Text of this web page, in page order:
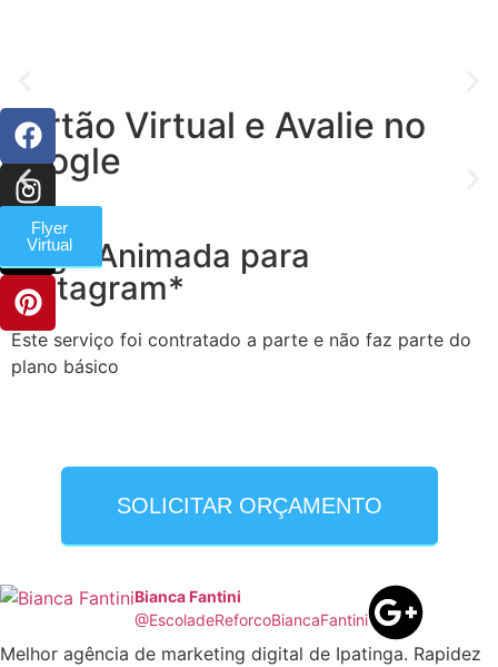
Cartão Virtual e Avalie no
Google
Cartão
Virtual
Flyer
Virtual
Logo Animada para
Instagram*
Este serviço foi contratado a parte e não faz parte do
plano básico
SOLICITAR ORÇAMENTO
Bianca Fantini
@EscoladeReforcoBiancaFantini
Melhor agência de marketing digital de Ipatinga. Rapidez